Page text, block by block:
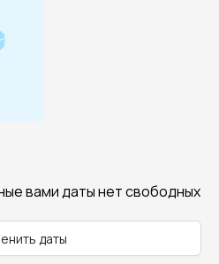
вами даты нет свободных
даты